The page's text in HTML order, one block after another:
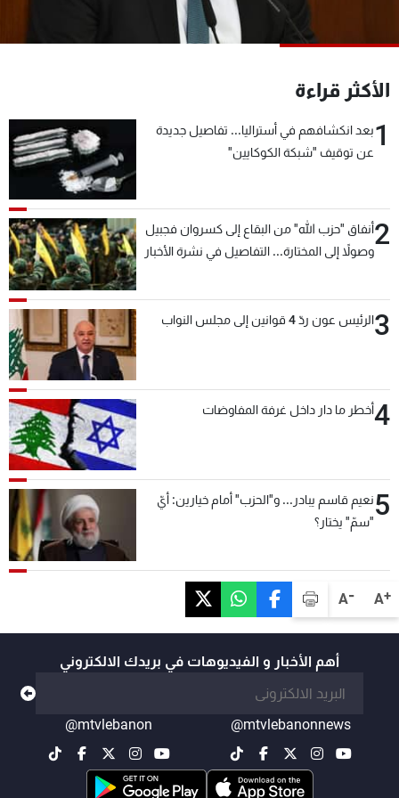
A+
A-
الأكثر قراءة
1بعد انكشافهم في أستراليا... تفاصيل جديدة
عن توقيف "شبكة الكوكايين"
2أنفاق "حزب الله" من البقاع إلى كسروان فجبيل
وصولاً إلى المختارة... التفاصيل في نشرة الأخبار
3الرئيس عون ردّ 4 قوانين إلى مجلس النواب
4أخطر ما دار داخل غرفة المفاوضات
5نعيم قاسم يبادر... و"الحزب" أمام خيارين: أيّ
"سمّ" يختار؟
أهم الأخبار و الفيديوهات في بريدك الالكتروني
@mtvlebanonnews
@mtvlebanon
الترددات
عن MTV
لاعلاناتكم
شروط الإسـتخدام